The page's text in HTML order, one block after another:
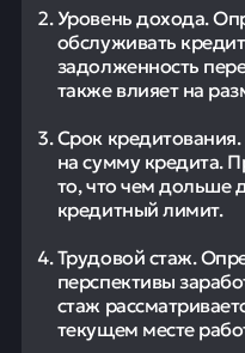
Уровень дохода.
обслуживать
задолженность
также влияет на
Срок
на сумму кредита.
то, что чем дольше
кредитный лимит.
Трудовой стаж.
перспективы
стаж
текущем месте